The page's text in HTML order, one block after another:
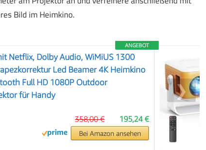
Bild im Heimkino.
ANGEBOT
Netflix, Dolby Audio, WiMiUS 1300
Led Beamer 4K Heimkino
Full HD 1080P Outdoor
für Handy
195,24 €
358,00 €
Bei Amazon ansehen
❯